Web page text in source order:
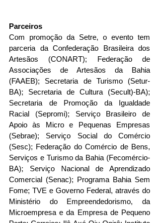
Parceiros
Com promoção da Setre, o evento tem
parceria da Confederação Brasileira dos
Artesãos (CONART); Federação de
Associações de Artesãos da Bahia
(FAAEB); Secretaria de Turismo (Setur-
BA); Secretaria de Cultura (Secult)-BA);
Secretaria de Promoção da Igualdade
Racial (Sepromi); Serviço Brasileiro de
Apoio às Micro e Pequenas Empresas
(Sebrae); Serviço Social do Comércio
(Sesc); Federação do Comércio de Bens,
Serviços e Turismo da Bahia (Fecomércio-
BA); Serviço Nacional de Aprendizado
Comercial (Senac); Programa Bahia Sem
Fome; TVE e Governo Federal, através do
Ministério do Empreendedorismo, da
Microempresa e da Empresa de Pequeno